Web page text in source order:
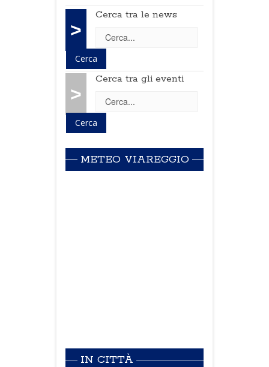
>
Cerca tra le news
>
Cerca tra gli eventi
METEO VIAREGGIO
IN CITTÀ